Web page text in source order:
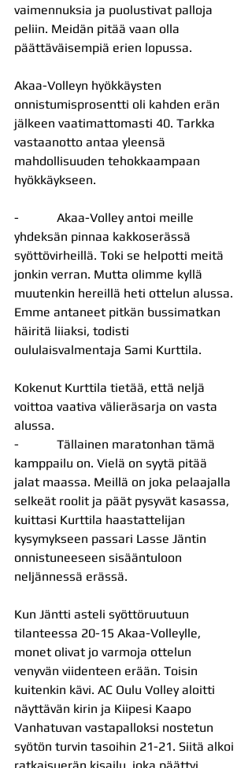
vaimennuksia ja puolustivat palloja
peliin. Meidän pitää vaan olla
päättäväisempiä erien lopussa.
Akaa-Volleyn hyökkäysten
onnistumisprosentti oli kahden erän
jälkeen vaatimattomasti 40. Tarkka
vastaanotto antaa yleensä
mahdollisuuden tehokkaampaan
hyökkäykseen.
-            Akaa-Volley antoi meille
yhdeksän pinnaa kakkoserässä
syöttövirheillä. Toki se helpotti meitä
jonkin verran. Mutta olimme kyllä
muutenkin hereillä heti ottelun alussa.
Emme antaneet pitkän bussimatkan
häiritä liiaksi, todisti
oululaisvalmentaja Sami Kurttila.
Kokenut Kurttila tietää, että neljä
voittoa vaativa välieräsarja on vasta
alussa.
-            Tällainen maratonhan tämä
kamppailu on. Vielä on syytä pitää
jalat maassa. Meillä on joka pelaajalla
selkeät roolit ja päät pysyvät kasassa,
kuittasi Kurttila haastattelijan
kysymykseen passari Lasse Jäntin
onnistuneeseen sisääntuloon
neljännessä erässä.
Kun Jäntti asteli syöttöruutuun
tilanteessa 20-15 Akaa-Volleylle,
monet olivat jo varmoja ottelun
venyvän viidenteen erään. Toisin
kuitenkin kävi. AC Oulu Volley aloitti
näyttävän kirin ja Kiipesi Kaapo
Vanhatuvan vastapalloksi nostetun
syötön turvin tasoihin 21-21. Siitä alkoi